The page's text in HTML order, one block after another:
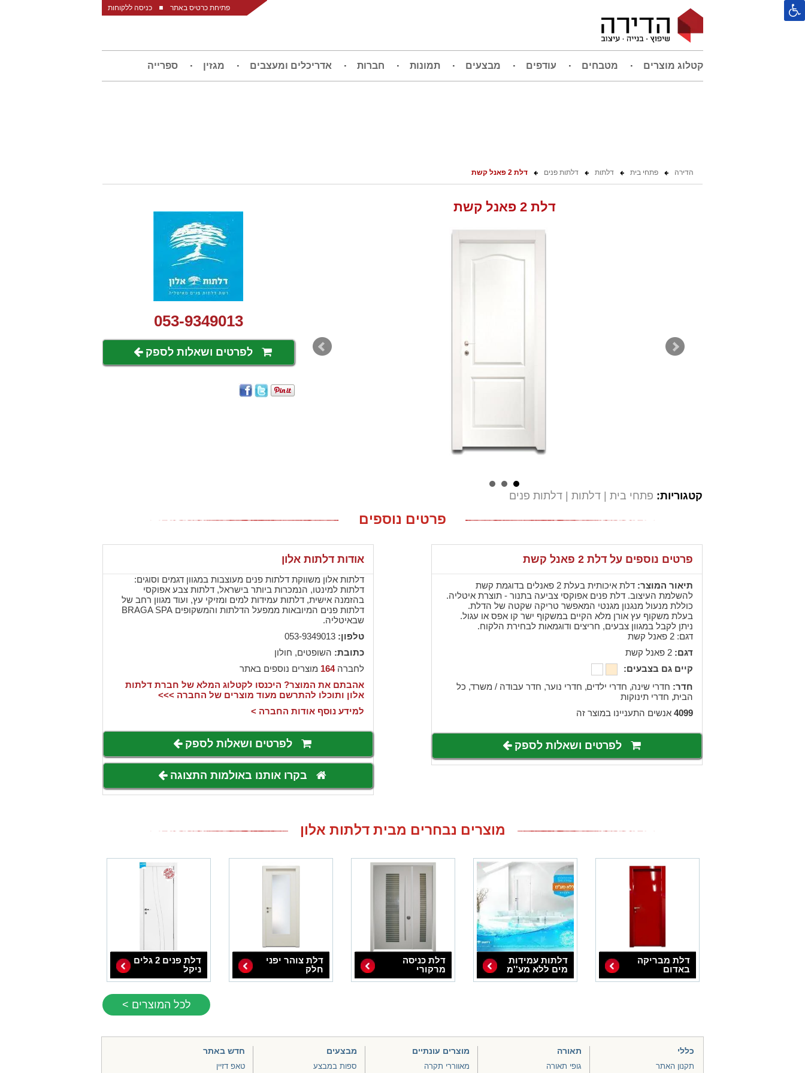
פתיחת כרטיס באתר כניסה ללקוחות
קטלוג מוצרים מטבחים עודפים מבצעים תמונות חברות אדריכלים ומעצבים מגזין ספרייה
הדירה פתחי בית דלתות דלתות פנים דלת 2 פאנל קשת
דלת 2 פאנל קשת
053-9349013
לפרטים ושאלות לספק
קטגוריות: פתחי בית דלתות דלתות פנים
פרטים נוספים
פרטים נוספים על דלת 2 פאנל קשת
תיאור המוצר:
דלת איכותית בעלת 2 פאנלים בדוגמת קשת
להשלמת העיצוב. דלת פנים אפוקסי צביעה בתנור - תוצרת איטליה.
כוללת מנעול מנגנון מגנטי המאפשר טריקה שקטה של הדלת.
בעלת משקוף עץ אורן מלא הקיים במשקוף ישר קו אפס או עגול.
ניתן לקבל במגוון צבעים, חריצים ודוגמאות לבחירת הלקוח.
דגם: 2 פאנל קשת
דגם: 2 פאנל קשת
קיים גם בצבעים:
חדר: חדרי שינה
, חדרי ילדים
, חדרי נוער
, חדר עבודה / משרד
, כל
הבית
, חדרי תינוקות
4099 אנשים התעניינו במוצר זה
לפרטים ושאלות לספק
אודות דלתות אלון
דלתות אלון משווקת דלתות פנים מעוצבות במגוון דגמים וסוגים:
דלתות למינטו, הנמכרות ביותר בישראל, דלתות צבע אפוקסי
בהזמנה אישית, דלתות עמידות למים ומזיקי עץ, ועוד מגוון רחב של
דלתות פנים המיובאות ממפעל הדלתות והמשקופים BRAGA SPA
שבאיטליה.
טלפון:053-9349013
כתובת: השופטים, חולון
לחברה164 מוצרים נוספים באתר
אהבתם את המוצר? היכנסו לקטלוג המלא של חברת דלתות
אלון ותוכלו להתרשם מעוד מוצרים של החברה >>>
למידע נוסף אודות החברה >
לפרטים ושאלות לספק
בקרו אותנו באולמות התצוגה
מוצרים נבחרים מבית דלתות אלון
דלת מבריקה
באדום
דלתות עמידות
מים ללא מע''מ
דלת כניסה
מרקורי
דלת צוהר יפני
חלק
דלת פנים 2 גלים
ניקל
לכל המוצרים >
כללי
תקנון האתר
תאורה
גופי תאורה
מוצרים עונתיים
מאווררי תקרה
מבצעים
ספות במבצע
חדש באתר
טאפ דזיין